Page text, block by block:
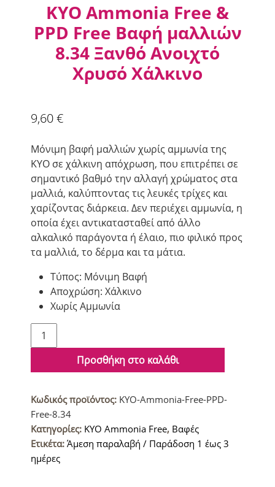
KYO Ammonia Free &
PPD Free Βαφή μαλλιών
8.34 Ξανθό Ανοιχτό
Χρυσό Χάλκινο
9,60€
Μόνιμη βαφή μαλλιών χωρίς αμμωνία της
KYO σε χάλκινη απόχρωση, που επιτρέπει σε
σημαντικό βαθμό την αλλαγή χρώματος στα
μαλλιά, καλύπτοντας τις λευκές τρίχες και
χαρίζοντας διάρκεια. Δεν περιέχει αµµωνία, η
οποία έχει αντικατασταθεί από άλλο
αλκαλικό παράγοντα ή έλαιο, πιο φιλικό προς
τα μαλλιά, το δέρμα και τα μάτια.
Τύπος: Μόνιμη Βαφή
Αποχρώση: Χάλκινο
Χωρίς Αμμωνία
KYO
Ammonia
&
Free
Βαφή
μαλλιών
8.34
Ξανθό
Προσθήκη στο καλάθι
Κωδικός προϊόντος: KYO-Ammonia-Free-PPD-
Free-8.34
Κατηγορίες: KYO Ammonia Free, Βαφές
Ετικέτα: Άμεση παραλαβή / Παράδοση 1 έως 3
ημέρες